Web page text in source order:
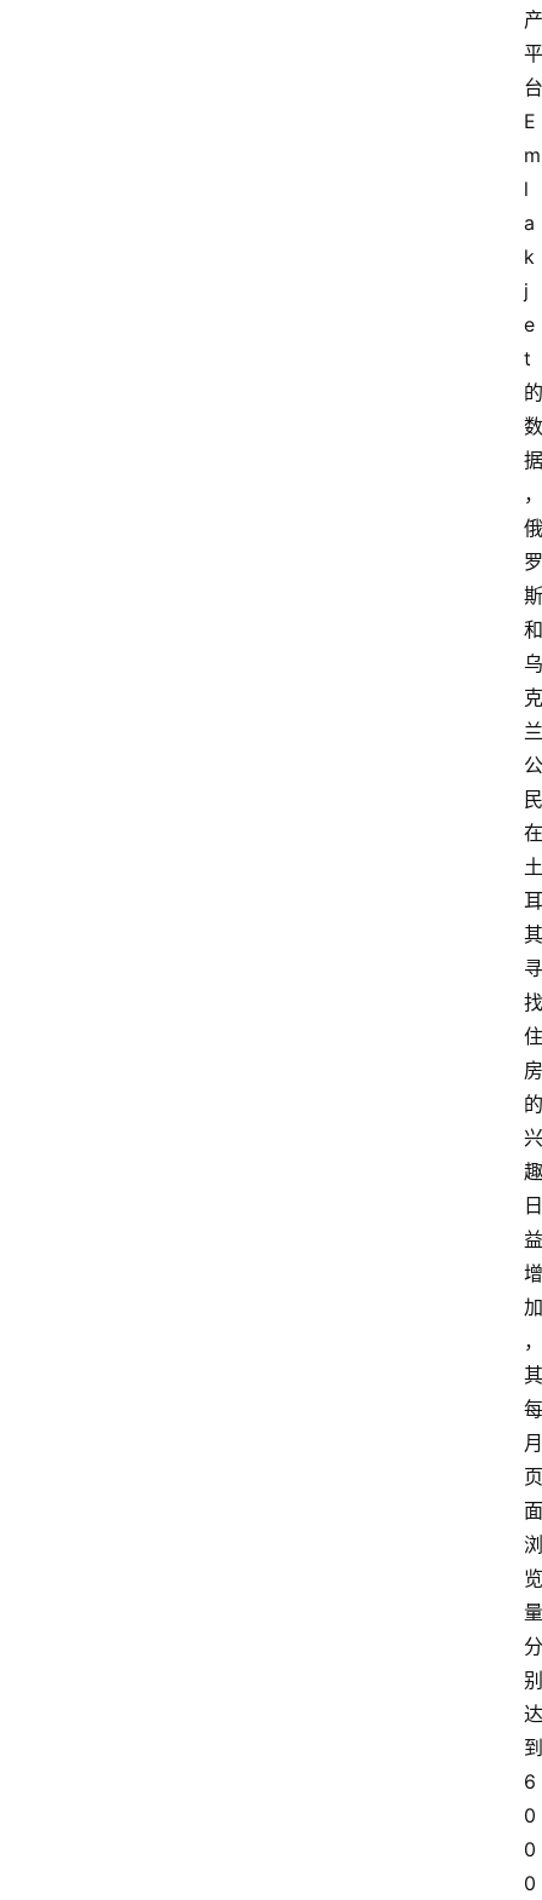
E
m
l
a
k
j
e
t
6
0
0
0